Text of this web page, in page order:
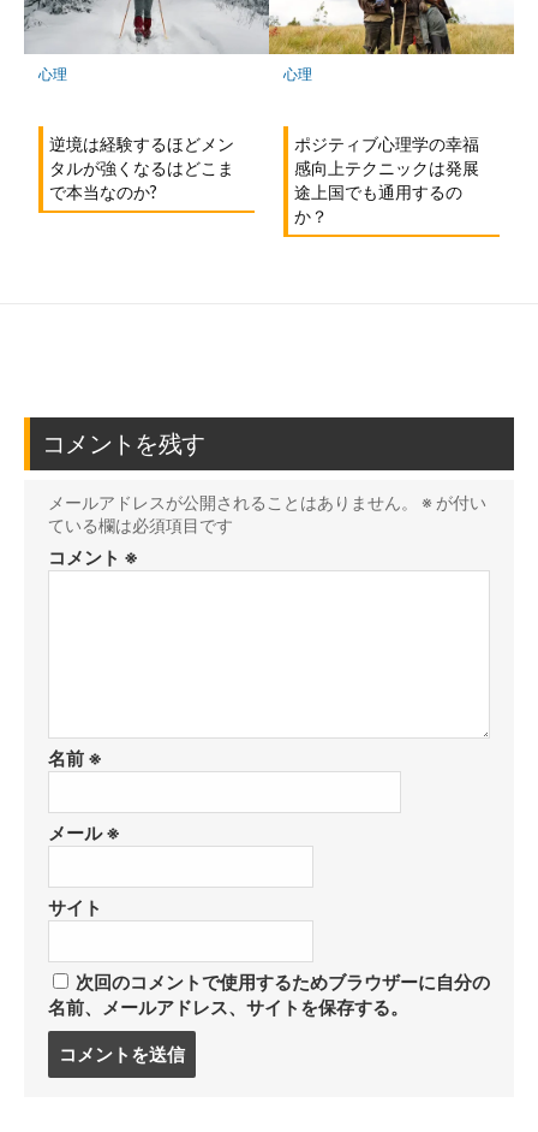
心理
逆境は経験するほどメン
タルが強くなるはどこま
で本当なのか?
心理
ポジティブ心理学の幸福
感向上テクニックは発展
途上国でも通用するの
か？
コメントを残す
メールアドレスが公開されることはありません。 ※ が付い
ている欄は必須項目です
コメント ※
名前 ※
メール※
サイト
次回のコメントで使用するためブラウザーに自分の
名前、メールアドレス、サイトを保存する。